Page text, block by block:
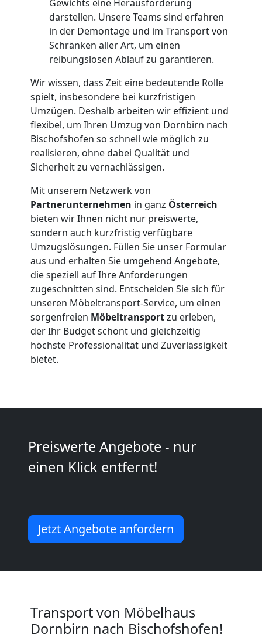
Gewichts eine Herausforderung
darstellen. Unsere Teams sind erfahren
in der Demontage und im Transport von
Schränken aller Art, um einen
reibungslosen Ablauf zu garantieren.
Wir wissen, dass Zeit eine bedeutende Rolle
spielt, insbesondere bei kurzfristigen
Umzügen. Deshalb arbeiten wir effizient und
flexibel, um Ihren Umzug von Dornbirn nach
Bischofshofen so schnell wie möglich zu
realisieren, ohne dabei Qualität und
Sicherheit zu vernachlässigen.
Mit unserem Netzwerk von
Partnerunternehmen in ganz Österreich
bieten wir Ihnen nicht nur preiswerte,
sondern auch kurzfristig verfügbare
Umzugslösungen. Füllen Sie unser Formular
aus und erhalten Sie umgehend Angebote,
die speziell auf Ihre Anforderungen
zugeschnitten sind. Entscheiden Sie sich für
unseren Möbeltransport-Service, um einen
sorgenfreien Möbeltransportzu erleben,
der Ihr Budget schont und gleichzeitig
höchste Professionalität und Zuverlässigkeit
bietet.
Preiswerte Angebote - nur
einen Klick entfernt!
Jetzt Angebote anfordern
Transport von Möbelhaus
Dornbirn nach Bischofshofen!
Anfrage
Möbeltransport
National
Möbeltransport
International
Beiladung
National
Beiladung
International
Internationaler
Nationaler
Umzug